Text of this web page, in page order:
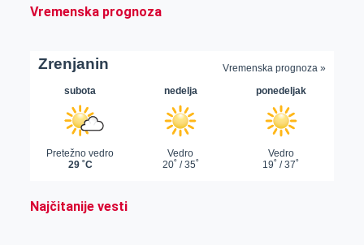
Vremenska prognoza
Najčitanije vesti